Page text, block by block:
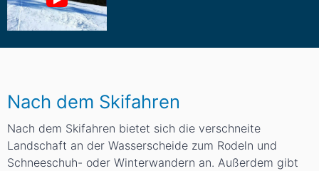
Nach dem Skifahren
Nach dem Skifahren bietet sich die verschneite
Landschaft an der Wasserscheide zum Rodeln und
Schneeschuh- oder Winterwandern an. Außerdem gibt